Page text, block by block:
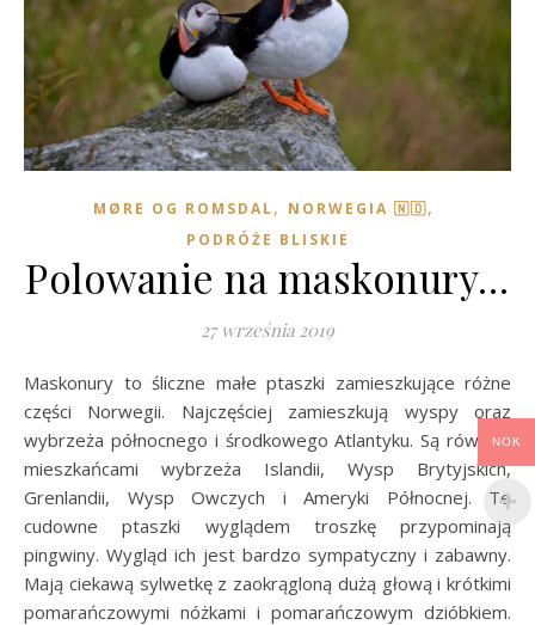
MØRE OG ROMSDAL, NORWEGIA 🇳🇴,
PODRÓŻE BLISKIE
Polowanie na maskonury…
27 września 2019
Maskonury to śliczne małe ptaszki zamieszkujące różne
części Norwegii. Najczęściej zamieszkują wyspy oraz
wybrzeża północnego i środkowego Atlantyku. Są również
mieszkańcami wybrzeża Islandii, Wysp Brytyjskich,
Grenlandii, Wysp Owczych i Ameryki Północnej. Te
cudowne ptaszki wyglądem troszkę przypominają
pingwiny. Wygląd ich jest bardzo sympatyczny i zabawny.
Mają ciekawą sylwetkę z zaokrągloną dużą głową i krótkimi
pomarańczowymi nóżkami i pomarańczowym dzióbkiem.
NOK